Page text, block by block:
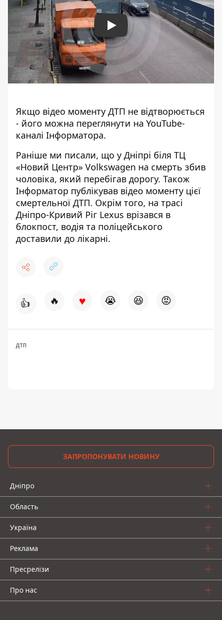
Play
Якщо відео моменту ДТП не відтворюється
- його можна переглянути на YouTube-
каналі Інформатора.
Раніше ми писали, що у Дніпрі біля ТЦ
«Новий Центр» Volkswagen на смерть збив
чоловіка, який перебігав дорогу. Також
Інформатор публікував відео моменту цієї
смертельної ДТП. Окрім того, на трасі
Дніпро-Кривий Ріг Lexus врізався в
блокпост, водія та поліцейського
доставили до лікарні.
👍 🔥 ♥ 😭 😆 😡
ДТП
ЗАПРОПОНУВАТИ НОВИНУ
Дніпро
Область
Україна
Реклама
Пресрелізи
Про нас